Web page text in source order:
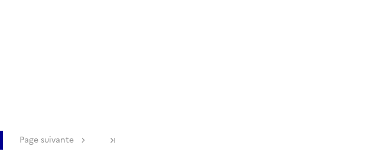
Page suivante